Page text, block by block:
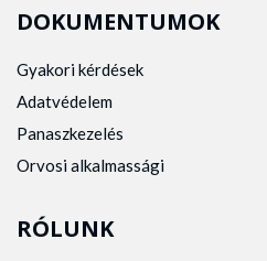
DOKUMENTUMOK
Gyakori kérdések
Adatvédelem
Panaszkezelés
Orvosi alkalmassági
RÓLUNK